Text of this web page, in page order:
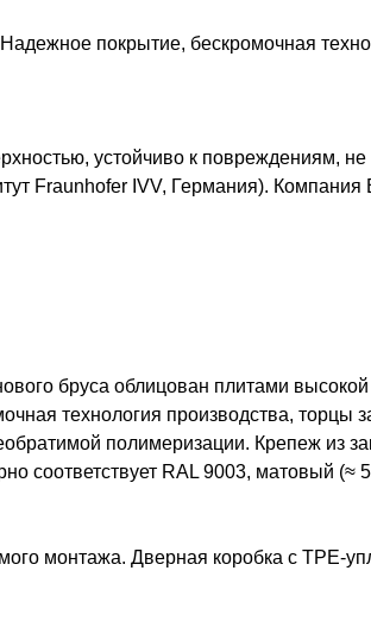
покрытие, бескромочная
устойчиво к повреждениям,
Fraunhofer IVV, Германия).
бруса облицован плитами
технология производства,
полимеризации. Крепеж из
соответствует RAL 9003, матовый (≈
монтажа. Дверная коробка с TPE-